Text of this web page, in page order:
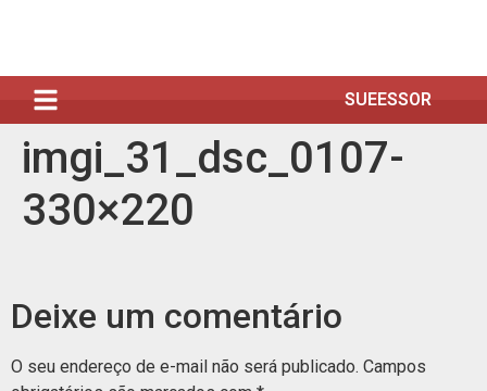
SUEESSOR
imgi_31_dsc_0107-
330×220
Deixe um comentário
O seu endereço de e-mail não será publicado. Campos